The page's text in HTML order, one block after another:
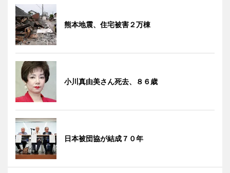
熊本地震、住宅被害２万棟
小川真由美さん死去、８６歳
日本被団協が結成７０年